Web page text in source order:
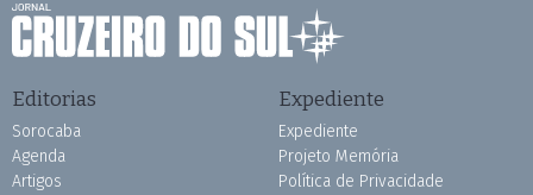
Editorias
Sorocaba
Agenda
Artigos
Expediente
Expediente
Projeto Memória
Política de Privacidade